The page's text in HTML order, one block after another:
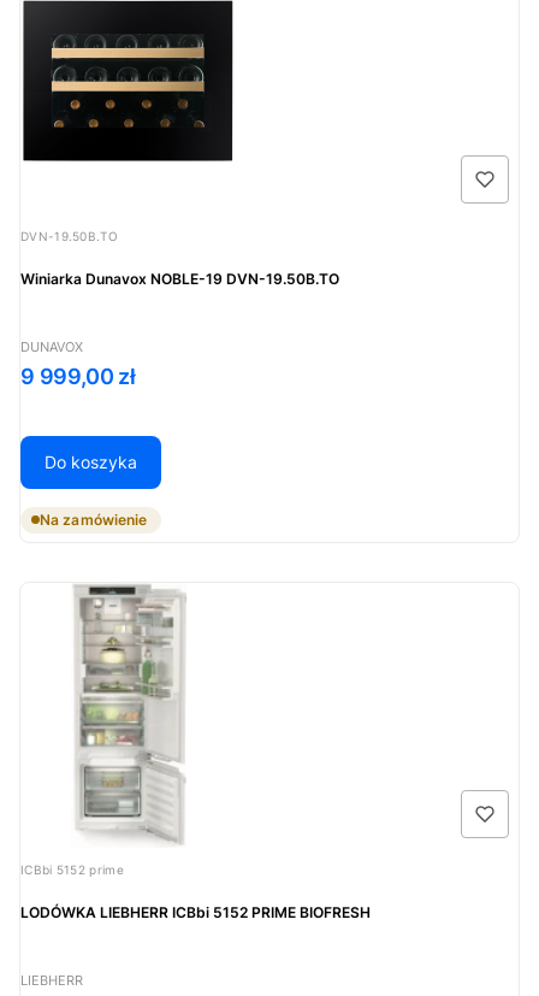
Kod produktu
DVN-19.50B.TO
Winiarka Dunavox NOBLE-19 DVN-19.50B.TO
PRODUCENT
DUNAVOX
Cena
9 999,00 zł
Do koszyka
Na zamówienie
Kod produktu
ICBbi 5152 prime
LODÓWKA LIEBHERR ICBbi 5152 PRIME BIOFRESH
PRODUCENT
LIEBHERR